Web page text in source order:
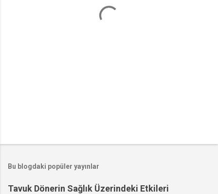
Bu blogdaki popüler yayınlar
Tavuk Dönerin Sağlık Üzerindeki Etkileri